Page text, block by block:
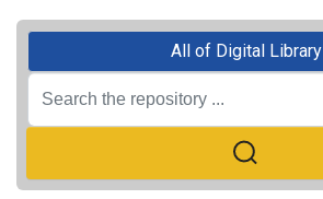
All of Digital Library